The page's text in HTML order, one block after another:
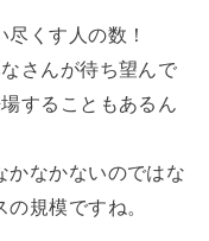
くす人の数！
さんが待ち望んで
することもあるん
かなかないのではな
規模ですね。